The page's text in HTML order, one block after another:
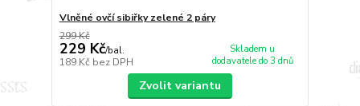
Vlněné ovčí sibiřky zelené 2 páry
299 Kč
229 Kč/bal.
189 Kč bez DPH
Skladem u
dodavatele do 3 dnů
Zvolit variantu